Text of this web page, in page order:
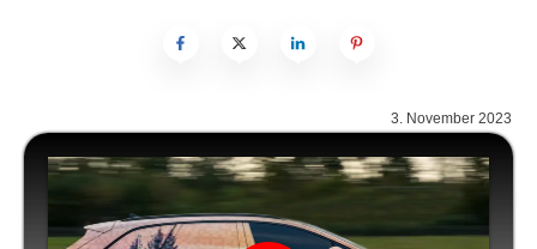
3. November 2023